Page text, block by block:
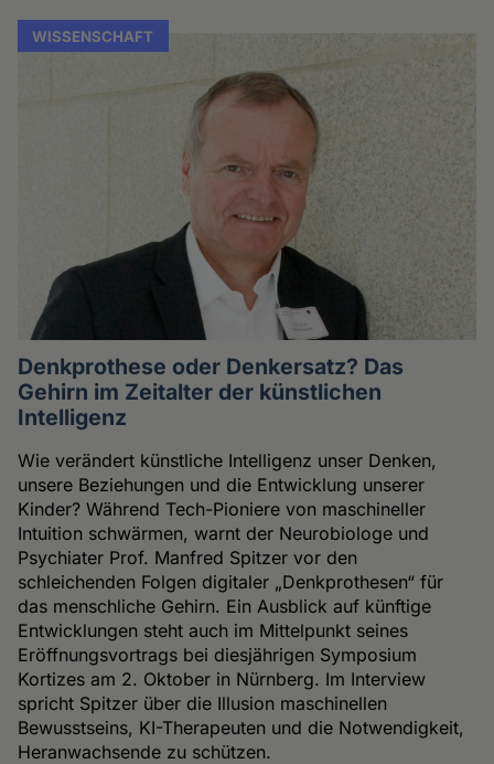
WISSENSCHAFT
Denkprothese oder Denkersatz? Das
Gehirn im Zeitalter der künstlichen
Intelligenz
Wie verändert künstliche Intelligenz unser Denken,
unsere Beziehungen und die Entwicklung unserer
Kinder? Während Tech-Pioniere von maschineller
Intuition schwärmen, warnt der Neurobiologe und
Psychiater Prof. Manfred Spitzer vor den
schleichenden Folgen digitaler „Denkprothesen“ für
das menschliche Gehirn. Ein Ausblick auf künftige
Entwicklungen steht auch im Mittelpunkt seines
Eröffnungsvortrags bei diesjährigen Symposium
Kortizes am 2. Oktober in Nürnberg. Im Interview
spricht Spitzer über die Illusion maschinellen
Bewusstseins, KI-Therapeuten und die Notwendigkeit,
Heranwachsende zu schützen.